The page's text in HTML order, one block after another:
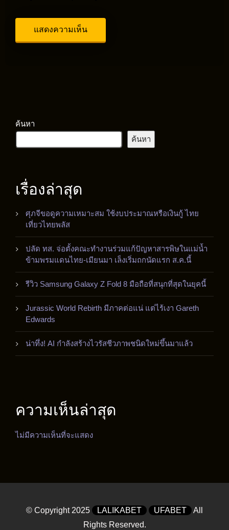
ค้นหา
ค้นหา
เรื่องล่าสุด
ศุภจีขอดูความเหมาะสม ใช้งบประมาณหรือเงินกู้ ไทย
เที่ยวไทยพลัส
ปลัด ทส. จ่อตั้งคณะทำงานร่วมแก้ปัญหาสารพิษในแม่น้ำ
ข้ามพรมแดนไทย-เมียนมา เล็งเริ่มถกนัดแรก ส.ค.นี้
รีวิว Samsung Galaxy Z Fold 8 มือถือที่สนุกที่สุดในยุคนี้
Jurassic World Rebirth มีภาคต่อแน่ แต่ไร้เงา Gareth
Edwards
น่าทึ่ง! AI กำลังสร้างไวรัสชีวภาพชนิดใหม่ขึ้นมาแล้ว
ความเห็นล่าสุด
ไม่มีความเห็นที่จะแสดง
© Copyright 2025 LALIKABET UFABET
All
Rights Reserved.